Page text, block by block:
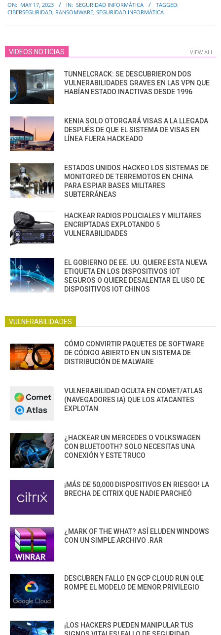
05-
ON: MAY 17, 2023 IN: SEGURIDAD INFORMÁTICA
TAGGED:
CIBERSEGURIDAD, RANSOMWARE, SEGURIDAD INFORMÁTICA
VIDEOS NOTICIAS VIEW ALL
TUNNELCRACK: SE DESCUBRIERON DOS
VULNERABILIDADES GRAVES EN LAS VPN QUE
HABÍAN ESTADO INACTIVAS DESDE 1996
KENIA SOLO OTORGARÁ VISAS A LA LLEGADA
DESPUÉS DE QUE EL SISTEMA DE VISAS EN
LÍNEA FUERA HACKEADO
ESTADOS UNIDOS HACKEO LOS SISTEMAS DE
MONITOREO DE TERREMOTOS EN CHINA
PARA ESPIAR BASES MILITARES
SUBTERRÁNEAS
HACKEAR RADIOS POLICIALES Y MILITARES
ENCRIPTADAS EXPLOTANDO 5
VULNERABILIDADES
EL GOBIERNO DE EE. UU. QUIERE ESTA NUEVA
ETIQUETA EN LOS DISPOSITIVOS IOT
SEGUROS O QUIERE DESALENTAR EL USO DE
DISPOSITIVOS IOT CHINOS
VULNERABILIDADES
CÓMO CONVIRTIR PAQUETES DE SOFTWARE
DE CÓDIGO ABIERTO EN UN SISTEMA DE
DISTRIBUCIÓN DE MALWARE
VULNERABILIDAD OCULTA EN COMET/ATLAS
(NAVEGADORES IA) QUE LOS ATACANTES
EXPLOTAN
¿HACKEAR UN MERCEDES O VOLKSWAGEN
CON BLUETOOTH? SOLO NECESITAS UNA
CONEXIÓN Y ESTE TRUCO
¡MÁS DE 50,000 DISPOSITIVOS EN RIESGO! LA
BRECHA DE CITRIX QUE NADIE PARCHEÓ
¿MARK OF THE WHAT? ASÍ ELUDEN WINDOWS
CON UN SIMPLE ARCHIVO .RAR
DESCUBREN FALLO EN GCP CLOUD RUN QUE
ROMPE EL MODELO DE MENOR PRIVILEGIO
¡LOS HACKERS PUEDEN MANIPULAR TUS